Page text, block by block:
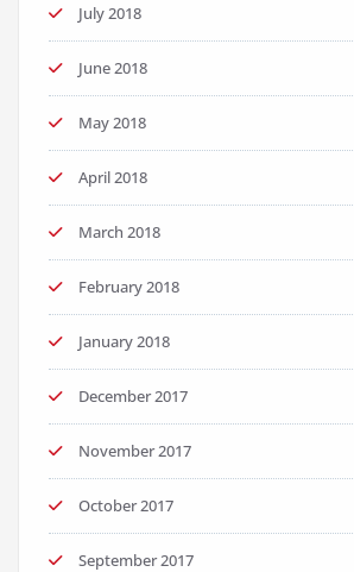
July 2018
June 2018
May 2018
April 2018
March 2018
February 2018
January 2018
December 2017
November 2017
October 2017
September 2017